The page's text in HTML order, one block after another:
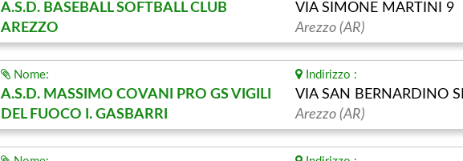
A.S.D. BASEBALL SOFTBALL CLUB
AREZZO
VIA SIMONE MARTINI 9
Arezzo (AR)
Nome:
A.S.D. MASSIMO COVANI PRO GS VIGILI
DEL FUOCO I. GASBARRI
Indirizzo :
VIA SAN BERNARDINO
Arezzo (AR)